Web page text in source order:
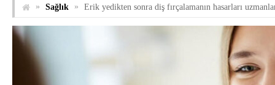
» Sağlık » Erik yedikten sonra diş fırçalamanın hasarları